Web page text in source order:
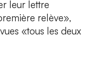
leur lettre
relève»,
«tous les deux